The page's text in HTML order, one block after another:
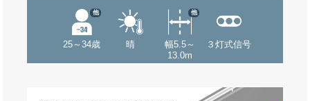
25～34歳
他
晴
幅5.5～
13.0m
他
３灯式信号